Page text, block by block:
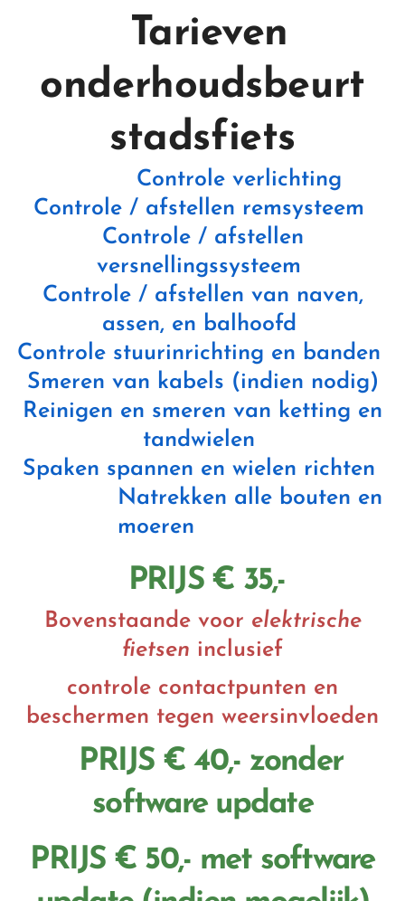
Tarieven
onderhoudsbeurt
stadsfiets
Controle verlichting
Controle / afstellen remsysteem
Controle / afstellen
versnellingssysteem
Controle / afstellen van naven,
assen, en balhoofd
Controle stuurinrichting en banden
Smeren van kabels (indien nodig)
Reinigen en smeren van ketting en
tandwielen
Spaken spannen en wielen richten
Natrekken alle bouten en
moeren
PRIJS € 35,-
Bovenstaande voor elektrische
fietsen inclusief
controle contactpunten en
beschermen tegen weersinvloeden
PRIJS € 40,- zonder
software update
PRIJS € 50,- met software